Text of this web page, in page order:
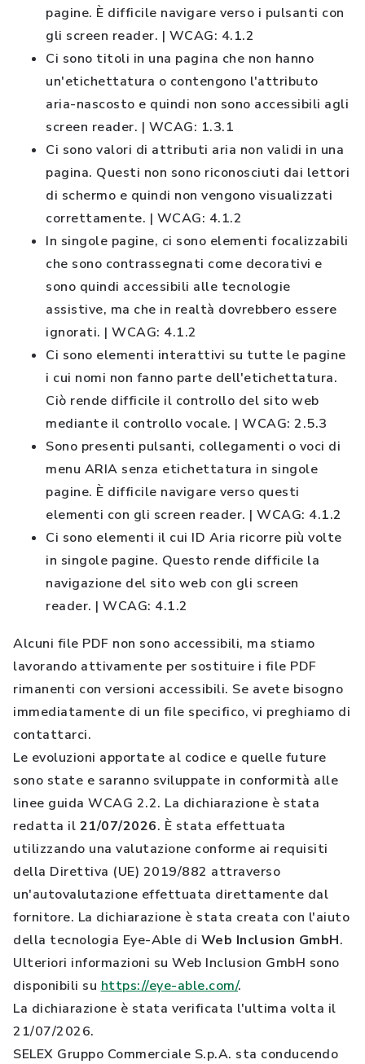
pagine. È difficile navigare verso i pulsanti con
gli screen reader. | WCAG: 4.1.2
Ci sono titoli in una pagina che non hanno
un'etichettatura o contengono l'attributo
aria-nascosto e quindi non sono accessibili agli
screen reader. | WCAG: 1.3.1
Ci sono valori di attributi aria non validi in una
pagina. Questi non sono riconosciuti dai lettori
di schermo e quindi non vengono visualizzati
correttamente. | WCAG: 4.1.2
In singole pagine, ci sono elementi focalizzabili
che sono contrassegnati come decorativi e
sono quindi accessibili alle tecnologie
assistive, ma che in realtà dovrebbero essere
ignorati. | WCAG: 4.1.2
Ci sono elementi interattivi su tutte le pagine
i cui nomi non fanno parte dell'etichettatura.
Ciò rende difficile il controllo del sito web
mediante il controllo vocale. | WCAG: 2.5.3
Sono presenti pulsanti, collegamenti o voci di
menu ARIA senza etichettatura in singole
pagine. È difficile navigare verso questi
elementi con gli screen reader. | WCAG: 4.1.2
Ci sono elementi il cui ID Aria ricorre più volte
in singole pagine. Questo rende difficile la
navigazione del sito web con gli screen
reader. | WCAG: 4.1.2
Alcuni file PDF non sono accessibili, ma stiamo
lavorando attivamente per sostituire i file PDF
rimanenti con versioni accessibili. Se avete bisogno
immediatamente di un file specifico, vi preghiamo di
contattarci.
Le evoluzioni apportate al codice e quelle future
sono state e saranno sviluppate in conformità alle
linee guida WCAG 2.2. La dichiarazione è stata
redatta il 21/07/2026. È stata effettuata
utilizzando una valutazione conforme ai requisiti
della Direttiva (UE) 2019/882 attraverso
un'autovalutazione effettuata direttamente dal
fornitore. La dichiarazione è stata creata con l'aiuto
della tecnologia Eye-Able di Web Inclusion GmbH.
Ulteriori informazioni su Web Inclusion GmbH sono
disponibili su https://eye-able.com/.
La dichiarazione è stata verificata l'ultima volta il
21/07/2026.
SELEX Gruppo Commerciale S.p.A. sta conducendo